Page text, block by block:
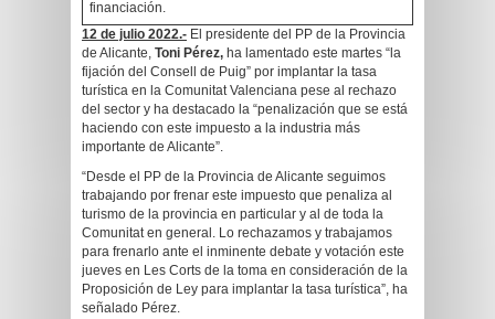
financiación.
12 de julio 2022.- El presidente del PP de la Provincia
de Alicante, Toni Pérez, ha lamentado este martes “la
fijación del Consell de Puig” por implantar la tasa
turística en la Comunitat Valenciana pese al rechazo
del sector y ha destacado la “penalización que se está
haciendo con este impuesto a la industria más
importante de Alicante”.
“Desde el PP de la Provincia de Alicante seguimos
trabajando por frenar este impuesto que penaliza al
turismo de la provincia en particular y al de toda la
Comunitat en general. Lo rechazamos y trabajamos
para frenarlo ante el inminente debate y votación este
jueves en Les Corts de la toma en consideración de la
Proposición de Ley para implantar la tasa turística”, ha
señalado Pérez.